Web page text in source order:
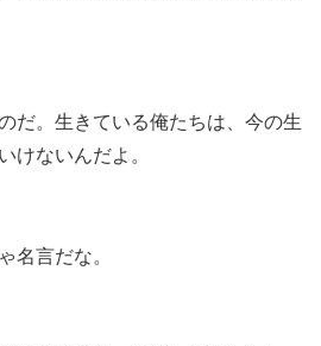
だ。生きている俺たちは、今の生
けないんだよ。
名言だな。